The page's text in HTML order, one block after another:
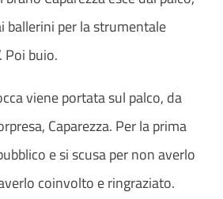
ballerini per la strumentale
Poi buio.
viene portata sul palco, da
Caparezza. Per la prima
e si scusa per non averlo
coinvolto e ringraziato.